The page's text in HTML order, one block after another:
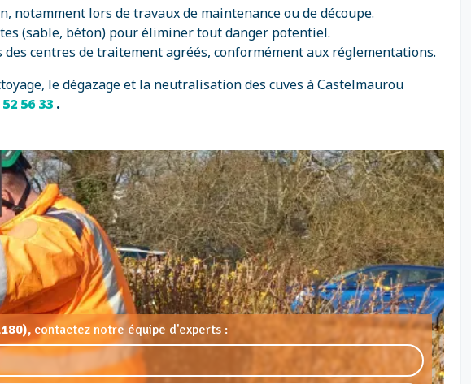
notamment lors de travaux de maintenance ou de découpe.
(sable, béton) pour éliminer tout danger potentiel.
centres de traitement agréés, conformément aux réglementations.
le dégazage et la neutralisation des cuves à Castelmaurou
56 33 .
contactez notre équipe d'experts :